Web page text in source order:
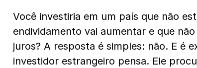
Você investiria em um país que não
endividamento vai aumentar e que
juros? A resposta é simples: não. E é
investidor estrangeiro pensa. Ele